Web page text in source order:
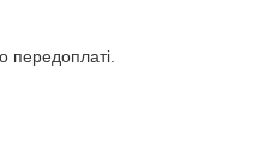
передоплаті.